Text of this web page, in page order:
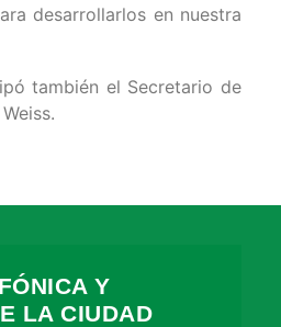
desarrollarlos en nuestra
también el Secretario de
Y
LA CIUDAD